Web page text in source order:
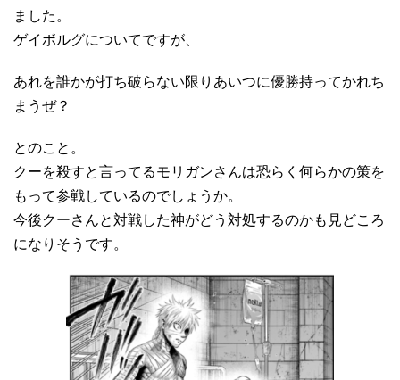
ました。
ゲイボルグについてですが、
あれを誰かが打ち破らない限りあいつに優勝持ってかれち
まうぜ？
とのこと。
クーを殺すと言ってるモリガンさんは恐らく何らかの策を
もって参戦しているのでしょうか。
今後クーさんと対戦した神がどう対処するのかも見どころ
になりそうです。